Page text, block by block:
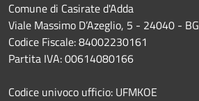
Comune di Casirate d'Adda
Viale Massimo D’Azeglio, 5 - 24040 - BG
Codice Fiscale: 84002230161
Partita IVA: 00614080166
Codice univoco ufficio: UFMKOE